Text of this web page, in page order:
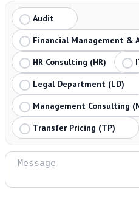
Audit
Financial Management &
HR Consulting (HR)
Legal Department (LD)
Management Consulting
Transfer Pricing (TP)